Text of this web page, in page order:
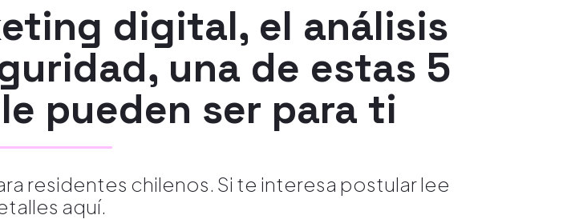
digital, el análisis
una de estas 5
pueden ser para ti
residentes chilenos. Si te interesa postular lee
aquí.